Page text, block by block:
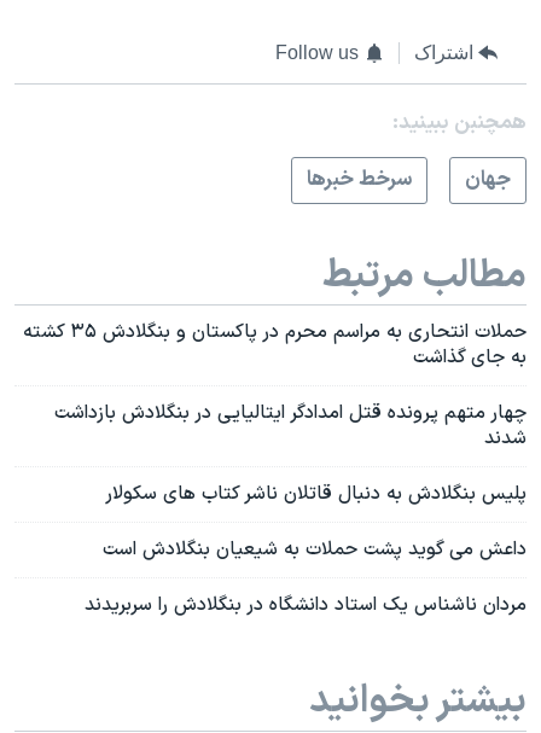
اشتراک Follow us
همچنبن ببینید:
جهان
سرخط خبرها
مطالب مرتبط
حملات انتحاری به مراسم محرم در پاکستان و بنگلادش ۳۵ کشته
به جای گذاشت
چهار متهم پرونده قتل امدادگر ایتالیایی در بنگلادش بازداشت
شدند
پلیس بنگلادش به دنبال قاتلان ناشر کتاب های سکولار
داعش می گوید پشت حملات به شیعیان بنگلادش است
مردان ناشناس یک استاد دانشگاه در بنگلادش را سربریدند
بیشتر بخوانید